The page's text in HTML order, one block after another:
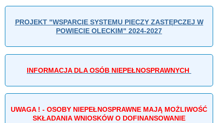
PROJEKT "WSPARCIE SYSTEMU PIECZY ZASTĘPCZEJ W
POWIECIE OLECKIM" 2024-2027
INFORMACJA DLA OSÓB NIEPEŁNOSPRAWNYCH
UWAGA ! - OSOBY NIEPEŁNOSPRAWNE MAJĄ MOŻLIWOŚĆ
SKŁADANIA WNIOSKÓW O DOFINANSOWANIE